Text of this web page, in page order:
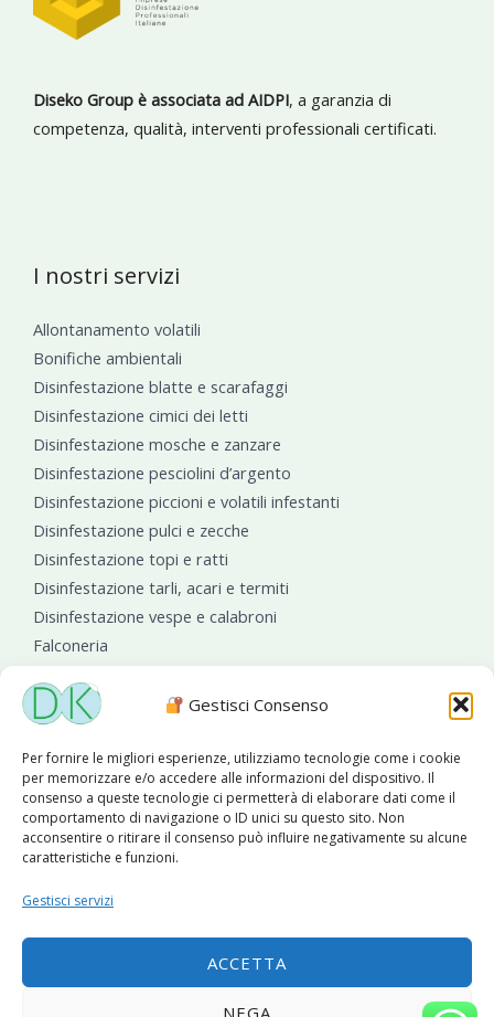
Gestisci Consenso
Per fornire le migliori esperienze, utilizziamo tecnologie come i cookie
per memorizzare e/o accedere alle informazioni del dispositivo. Il
consenso a queste tecnologie ci permetterà di elaborare dati come il
comportamento di navigazione o ID unici su questo sito. Non
acconsentire o ritirare il consenso può influire negativamente su alcune
caratteristiche e funzioni.
Gestisci servizi
ACCETTA
NEGA
Diseko Group è associata ad AIDPI, a garanzia di
competenza, qualità, interventi professionali certificati.
I nostri servizi
Allontanamento volatili
Bonifiche ambientali
Disinfestazione blatte e scarafaggi
Disinfestazione cimici dei letti
Disinfestazione mosche e zanzare
Disinfestazione pesciolini d’argento
Disinfestazione piccioni e volatili infestanti
Disinfestazione pulci e zecche
Disinfestazione topi e ratti
Disinfestazione tarli, acari e termiti
Disinfestazione vespe e calabroni
Falconeria
Copyright © 2026 Diseko Group Srls | |Sito web